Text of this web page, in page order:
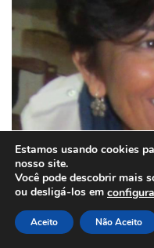
Estamos usando cookies
nosso site.
Você pode descobrir mais
ou desligá-los em
Aceito Não Aceito